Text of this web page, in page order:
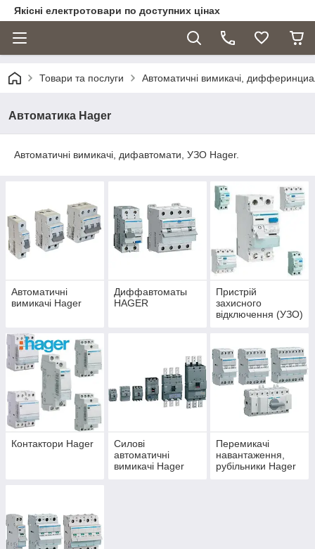
Якісні електротовари по доступних цінах
Товари та послуги Автоматичні вимикачі,
Автоматика Hager
Автоматичні вимикачі, дифавтомати, УЗО Hager.
Автоматичні
вимикачі Hager
Диффавтоматы
HAGER
Пристрій
захисного
відключення (УЗО)
Контактори Hager
Силові
автоматичні
вимикачі Hager
Перемикачі
навантаження,
рубільники Hager